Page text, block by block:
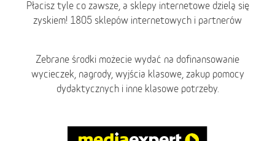
Płacisz tyle co zawsze, a sklepy internetowe dzielą się
zyskiem! 1805 sklepów internetowych i partnerów
Zebrane środki możecie wydać na dofinansowanie
wycieczek, nagrody, wyjścia klasowe, zakup pomocy
dydaktycznych i inne klasowe potrzeby.